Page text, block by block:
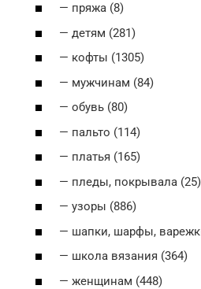
— пряжа (8)
— детям (281)
— кофты (1305)
— мужчинам (84)
— обувь (80)
— пальто (114)
— платья (165)
— пледы, покрывала (25)
— узоры (886)
— шапки, шарфы,
— школа вязания (364)
— женщинам (448)